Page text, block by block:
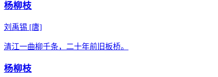
杨柳枝
刘禹锡 [唐]
清江一曲柳千条，二十年前旧板桥。
杨柳枝